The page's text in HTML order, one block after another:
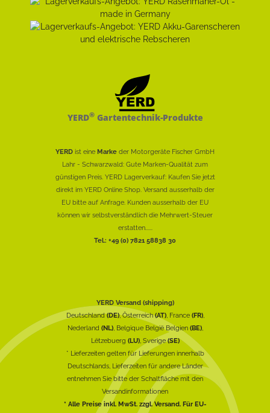
YERD®Gartentechnik-Produkte
YERD ist eine Marke der Motorgeräte Fischer GmbH
Lahr - Schwarzwald: Gute Marken-Qualität zum
günstigen Preis. YERD Lagerverkauf: Kaufen Sie jetzt
direkt im YERD Online Shop. Versand ausserhalb der
EU bitte auf Anfrage. Kunden ausserhalb der EU
können wir selbstverständlich die Mehrwert-Steuer
erstatten......
Tel.: +49 (0) 7821 58838 30
YERD Versand (shipping)
Deutschland(DE), Österreich(AT), France (FR),
Nederland (NL), Belgique België Belgien (BE),
Lëtzebuerg (LU), Sverige(SE)
* Lieferzeiten gelten für Lieferungen innerhalb
Deutschlands, Lieferzeiten für andere Länder
entnehmen Sie bitte der Schaltfläche mit den
Versandinformationen
* Alle Preise inkl. MwSt. zzgl. Versand. Für EU-